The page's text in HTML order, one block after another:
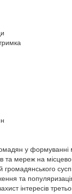
у формуванні
та мереж на
громадянського
та
інтересів